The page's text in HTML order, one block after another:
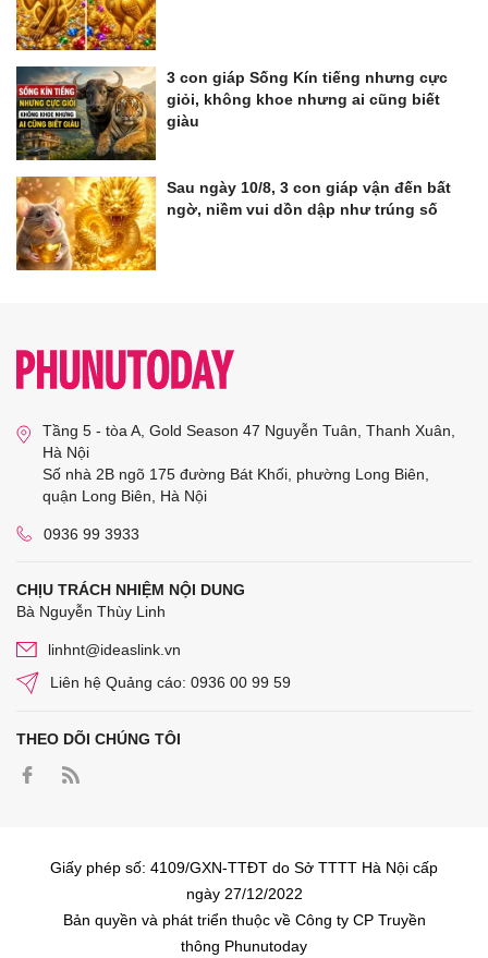
3 con giáp Sống Kín tiếng nhưng cực
giỏi, không khoe nhưng ai cũng biết
giàu
Sau ngày 10/8, 3 con giáp vận đến bất
ngờ, niềm vui dồn dập như trúng số
Tầng 5 - tòa A, Gold Season 47 Nguyễn Tuân, Thanh Xuân,
Hà Nội
Số nhà 2B ngõ 175 đường Bát Khối, phường Long Biên,
quận Long Biên, Hà Nội
0936 99 3933
CHỊU TRÁCH NHIỆM NỘI DUNG
Bà Nguyễn Thùy Linh
linhnt@ideaslink.vn
Liên hệ Quảng cáo: 0936 00 99 59
THEO DÕI CHÚNG TÔI
Giấy phép số: 4109/GXN-TTĐT do Sở TTTT Hà Nội cấp
ngày 27/12/2022
Bản quyền và phát triển thuộc về Công ty CP Truyền
thông Phunutoday